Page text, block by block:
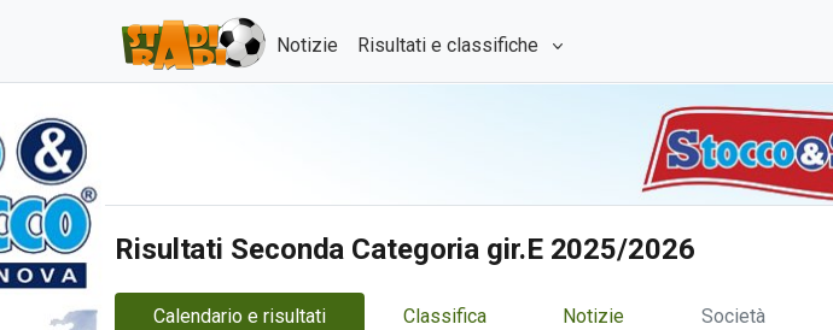
Notizie Risultati e classifiche
Risultati Seconda Categoria gir.E 2025/2026
Calendario e risultati Classifica Notizie Società